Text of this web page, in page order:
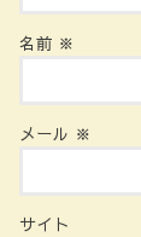
名前 ※
メール ※
サイト